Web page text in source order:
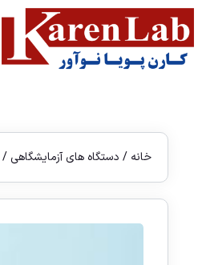
خانه / دستگاه های آزمایشگاهی /